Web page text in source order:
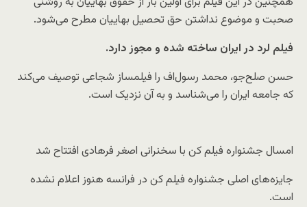
صحبت و موضوع نداشتن حق تحصیل بهاییان مطرح می‌شود.
فیلم لرد در ایران ساخته شده و مجوز دارد.
حسن صلح‌جو، محمد رسول‌اف را فیلمساز شجاعی توصیف می‌کند
که جامعه ایران را می‌شناسد و به آن نزدیک است.
امسال جشنواره فیلم کن با سخنرانی اصغر فرهادی افتتاح شد
جایزه‌های اصلی جشنواره فیلم کن در فرانسه هنوز اعلام نشده
است.